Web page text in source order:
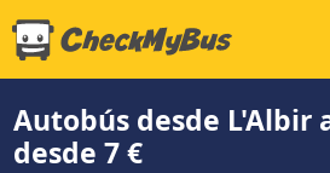
Autobús desde L'Albir
desde 7 €